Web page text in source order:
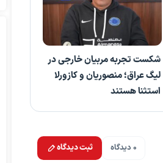
شکست تجربه مربیان خارجی در
لیگ عراق؛ منصوریان و کازورلا
استثنا هستند
0 دیدگاه ثبت دیدگاه